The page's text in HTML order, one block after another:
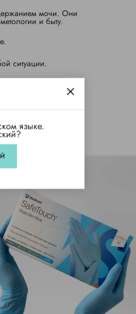
мочи. Они
и быту.
ситуации.
языке.